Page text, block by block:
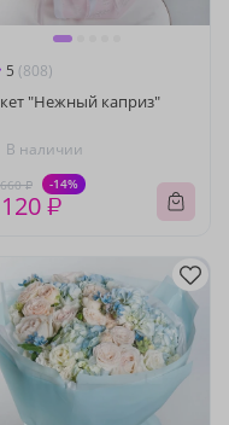
5 (808)
"Нежный каприз"
В наличии
₽ -14%
₽